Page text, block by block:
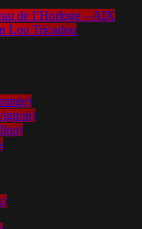
de l’Horloge – AIX
Lou Tricadou